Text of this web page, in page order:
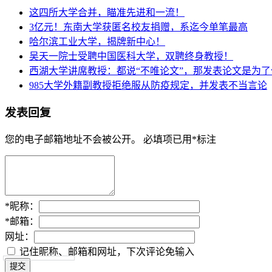
这四所大学合并，瞄准先进和一流！
3亿元！东南大学获匿名校友捐赠，系迄今单笔最高
哈尔滨工业大学，揭牌新中心！
吴天一院士受聘中国医科大学，双聘终身教授！
西湖大学讲席教授：都说“不唯论文”，那发表论文是为
985大学外籍副教授拒绝服从防疫规定，并发表不当言论
发表回复
您的电子邮箱地址不会被公开。 必填项已用 *标注
*昵称：
*邮箱：
网址：
记住昵称、邮箱和网址，下次评论免输入